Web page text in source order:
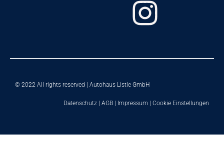
© 2022 All rights reserved | Autohaus Listle GmbH
Datenschutz AGB Impressum Cookie Einstellungen